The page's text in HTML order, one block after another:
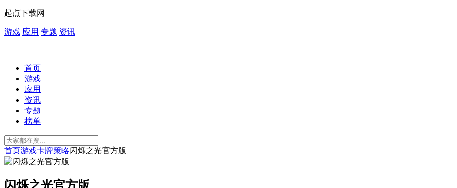
起点下载网
游戏 应用 专题 资讯
首页
游戏
应用
资讯
专题
榜单
首页游戏卡牌策略闪烁之光官方版